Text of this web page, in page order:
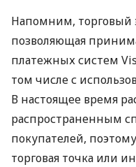
Напомним, торговый
позволяющая
платежных систем
том числе с
В настоящее время
распространенным
покупателей,
торговая точка или